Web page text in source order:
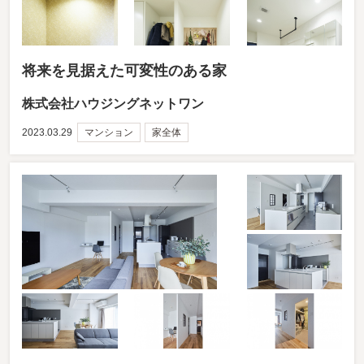
将来を見据えた可変性のある家
株式会社ハウジングネットワン
2023.03.29 マンション 家全体